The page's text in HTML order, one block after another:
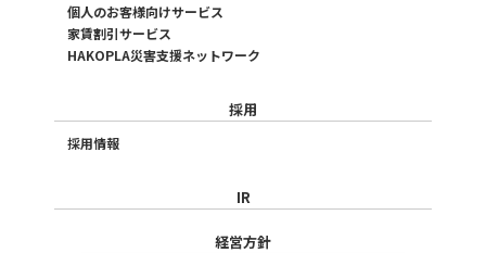
個人のお客様向けサービス
家賃割引サービス
HAKOPLA災害支援ネットワーク
採用
採用情報
IR
経営方針